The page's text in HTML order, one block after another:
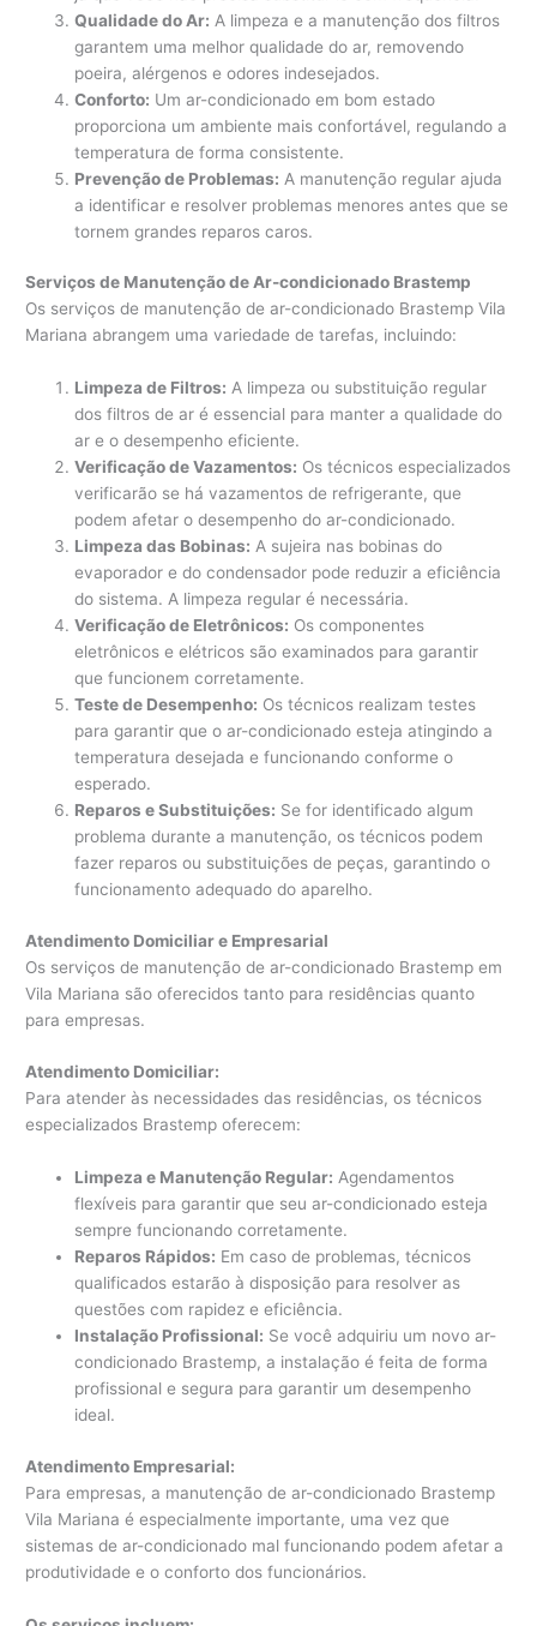
Qualidade do Ar: A limpeza e a manutenção dos filtros
garantem uma melhor qualidade do ar, removendo
poeira, alérgenos e odores indesejados.
Conforto: Um ar-condicionado em bom estado
proporciona um ambiente mais confortável, regulando a
temperatura de forma consistente.
Prevenção de Problemas: A manutenção regular ajuda
a identificar e resolver problemas menores antes que se
tornem grandes reparos caros.
Serviços de Manutenção de Ar-condicionado Brastemp
Os serviços de manutenção de ar-condicionado Brastemp Vila
Mariana abrangem uma variedade de tarefas, incluindo:
Limpeza de Filtros: A limpeza ou substituição regular
dos filtros de ar é essencial para manter a qualidade do
ar e o desempenho eficiente.
Verificação de Vazamentos: Os técnicos especializados
verificarão se há vazamentos de refrigerante, que
podem afetar o desempenho do ar-condicionado.
Limpeza das Bobinas: A sujeira nas bobinas do
evaporador e do condensador pode reduzir a eficiência
do sistema. A limpeza regular é necessária.
Verificação de Eletrônicos: Os componentes
eletrônicos e elétricos são examinados para garantir
que funcionem corretamente.
Teste de Desempenho: Os técnicos realizam testes
para garantir que o ar-condicionado esteja atingindo a
temperatura desejada e funcionando conforme o
esperado.
Reparos e Substituições: Se for identificado algum
problema durante a manutenção, os técnicos podem
fazer reparos ou substituições de peças, garantindo o
funcionamento adequado do aparelho.
Atendimento Domiciliar e Empresarial
Os serviços de manutenção de ar-condicionado Brastemp em
Vila Mariana são oferecidos tanto para residências quanto
para empresas.
Atendimento Domiciliar:
Para atender às necessidades das residências, os técnicos
especializados Brastemp oferecem:
Limpeza e Manutenção Regular: Agendamentos
flexíveis para garantir que seu ar-condicionado esteja
sempre funcionando corretamente.
Reparos Rápidos: Em caso de problemas, técnicos
qualificados estarão à disposição para resolver as
questões com rapidez e eficiência.
Instalação Profissional: Se você adquiriu um novo ar-
condicionado Brastemp, a instalação é feita de forma
profissional e segura para garantir um desempenho
ideal.
Atendimento Empresarial:
Para empresas, a manutenção de ar-condicionado Brastemp
Vila Mariana é especialmente importante, uma vez que
sistemas de ar-condicionado mal funcionando podem afetar a
produtividade e o conforto dos funcionários.